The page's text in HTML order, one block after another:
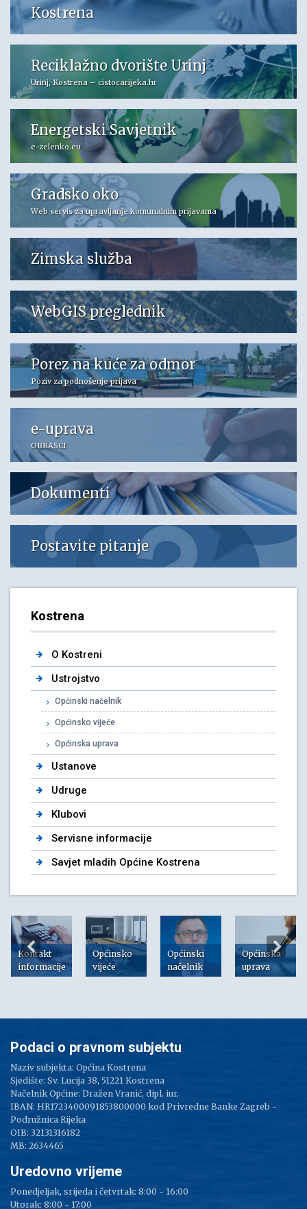
Kostrena
Reciklažno dvorište Urinj
Urinj, Kostrena – cistocarijeka.hr
Energetski Savjetnik
e-zelenko.eu
Gradsko oko
Web servis za upravljanje komunalnim prijavama
Zimska služba
WebGIS preglednik
Porez na kuće za odmor
Poziv za podnošenje prijava
e-uprava
OBRASCI
Dokumenti
Postavite pitanje
Kostrena
O Kostreni
Ustrojstvo
Općinski načelnik
Općinsko vijeće
Općinska uprava
Ustanove
Udruge
Klubovi
Servisne informacije
Savjet mladih Općine Kostrena
Kontakt
informacije
Općinsko
vijeće
Općinski
načelnik
Općinska
uprava
Podaci o pravnom subjektu
Naziv subjekta: Općina Kostrena
Sjedište: Sv. Lucija 38, 51221 Kostrena
Načelnik Općine: Dražen Vranić, dipl. iur.
IBAN: HR1723400091853800000 kod Privredne Banke Zagreb -
Podružnica Rijeka
OIB: 32131316182
MB: 2634465
Uredovno vrijeme
Ponedjeljak, srijeda i četvrtak: 8:00 - 16:00
Utorak: 8:00 - 17:00